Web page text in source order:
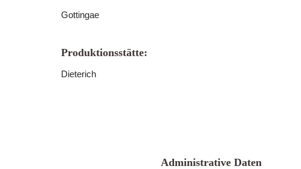
Gottingae
Produktionsstätte:
Dieterich
Administrative Daten